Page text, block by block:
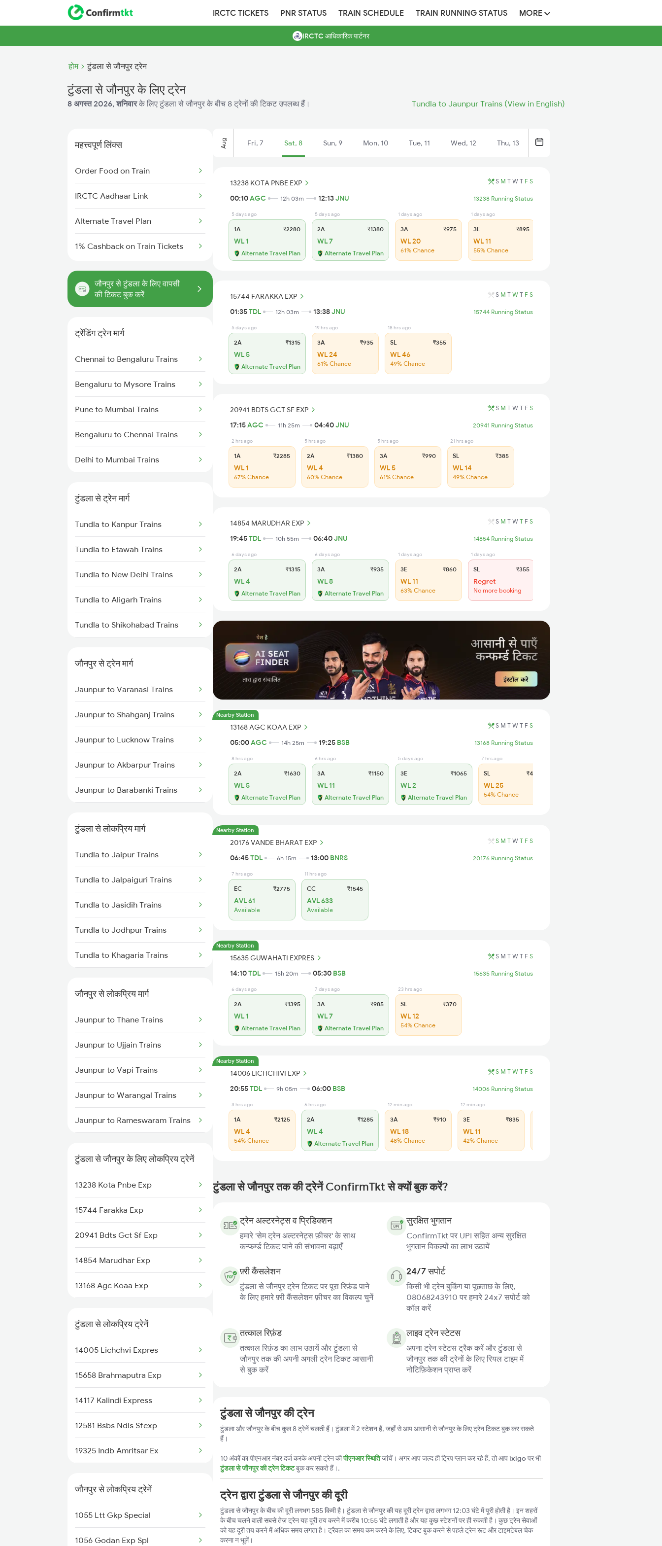
IRCTC TICKETS PNR STATUS TRAIN SCHEDULE TRAIN RUNNING STATUS MORE
IRCTC आधिकारिक पार्टनर
होम टुंडला से जौनपुर ट्रेन
टुंडला से जौनपुर के लिए ट्रेन
8 अगस्त 2026, शनिवारके लिए टुंडला से जौनपुर के बीच 8 ट्रेनों की टिकट उपलब्ध हैं। Tundla to Jaunpur Trains (View in English)
महत्त्वपूर्ण लिंक्स
Order Food on Train
IRCTC Aadhaar Link
Alternate Travel Plan
1% Cashback on Train Tickets
जौनपुर से टुंडला के लिए वापसी
की टिकट बुक करें
ट्रेंडिंग ट्रेन मार्ग
Chennai to Bengaluru Trains
Bengaluru to Mysore Trains
Pune to Mumbai Trains
Bengaluru to Chennai Trains
Delhi to Mumbai Trains
Mumbai to Delhi Trains
Mumbai to Goa Trains
Chennai to Coimbatore Trains
टुंडला से ट्रेन मार्ग
Tundla to Kanpur Trains
Tundla to Etawah Trains
Tundla to New Delhi Trains
Tundla to Aligarh Trains
Tundla to Shikohabad Trains
जौनपुर से ट्रेन मार्ग
Jaunpur to Varanasi Trains
Jaunpur to Shahganj Trains
Jaunpur to Lucknow Trains
Jaunpur to Akbarpur Trains
Jaunpur to Barabanki Trains
Jaunpur to Aunrihar Trains
Jaunpur to Bareilly Trains
Jaunpur to Mughal Sarai Trains
Jaunpur to Dariyabad Trains
टुंडला से लोकप्रिय मार्ग
Tundla to Jaipur Trains
Tundla to Jalpaiguri Trains
Tundla to Jasidih Trains
Tundla to Jodhpur Trains
Tundla to Khagaria Trains
Tundla to Kannauj Trains
Tundla to Khalilabad Trains
Tundla to Kalka Trains
Tundla to Khalari Trains
Tundla to Kishanganj Trains
Tundla to Kokrajhar Trains
जौनपुर से लोकप्रिय मार्ग
Jaunpur to Thane Trains
Jaunpur to Ujjain Trains
Jaunpur to Vapi Trains
Jaunpur to Warangal Trains
Jaunpur to Rameswaram Trains
Jaunpur to Bihiya Trains
Jaunpur to Suraimanpur Trains
Jaunpur to Unnao Trains
टुंडला से जौनपुर के लिए लोकप्रिय ट्रेनें
13238 Kota Pnbe Exp
15744 Farakka Exp
20941 Bdts Gct Sf Exp
14854 Marudhar Exp
13168 Agc Koaa Exp
14006 Lichchivi Exp
टुंडला से लोकप्रिय ट्रेनें
14005 Lichchvi Expres
15658 Brahmaputra Exp
14117 Kalindi Express
12581 Bsbs Ndls Sfexp
19325 Indb Amritsar Ex
12419 Gomti Express
जौनपुर से लोकप्रिय ट्रेनें
1055 Ltt Gkp Special
1056 Godan Exp Spl
Aug Fri, 7 Sat, 8 Sun, 9 Mon, 10 Tue, 11 Wed, 12 Thu, 13
13238 KOTA PNBE EXP S M T W T F S
00:10AGC 12h 03m 12:13JNU 13238 Running Status
5 days ago
1A ₹2280
WL 1
Alternate Travel Plan
5 days ago
2A ₹1380
WL 7
Alternate Travel Plan
1 days ago
3A ₹975
WL 20
61% Chance
1 days ago
3E ₹895
WL 11
55% Chance
15744 FARAKKA EXP S M T W T F S
01:35TDL 12h 03m 13:38JNU 15744 Running Status
5 days ago
2A ₹1315
WL 5
Alternate Travel Plan
19 hrs ago
3A ₹935
WL 24
61% Chance
18 hrs ago
SL ₹355
WL 46
49% Chance
20941 BDTS GCT SF EXP S M T W T F S
17:15AGC 11h 25m 04:40JNU 20941 Running Status
2 hrs ago
1A ₹2285
WL 1
67% Chance
5 hrs ago
2A ₹1380
WL 4
60% Chance
5 hrs ago
3A ₹990
WL 5
61% Chance
21 hrs ago
SL ₹385
WL 14
49% Chance
14854 MARUDHAR EXP S M T W T F S
19:45TDL 10h 55m 06:40JNU 14854 Running Status
6 days ago
2A ₹1315
WL 4
Alternate Travel Plan
6 days ago
3A ₹935
WL 8
Alternate Travel Plan
1 days ago
3E ₹860
WL 11
63% Chance
1 days ago
SL ₹355
Regret
No more booking
Nearby Station
13168 AGC KOAA EXP S M T W T F S
05:00AGC 14h 25m 19:25 BSB 13168 Running Status
8 hrs ago
2A ₹1630
WL 5
Alternate Travel Plan
6 hrs ago
3A ₹1150
WL 11
Alternate Travel Plan
5 days ago
3E ₹1065
WL 2
Alternate Travel Plan
7 hrs ago
SL ₹435
WL 25
54% Chance
Nearby Station
20176 VANDE BHARAT EXP S M T W T F S
06:45TDL 6h 15m 13:00 BNRS 20176 Running Status
7 hrs ago
EC ₹2775
AVL 61
Available
11 hrs ago
CC ₹1545
AVL 633
Available
Nearby Station
15635 GUWAHATI EXPRES S M T W T F S
14:10TDL 15h 20m 05:30 BSB 15635 Running Status
6 days ago
2A ₹1395
WL 1
Alternate Travel Plan
7 days ago
3A ₹985
WL 7
Alternate Travel Plan
23 hrs ago
SL ₹370
WL 12
54% Chance
Nearby Station
14006 LICHCHIVI EXP S M T W T F S
20:55TDL 9h 05m 06:00 BSB 14006 Running Status
3 hrs ago
1A ₹2125
WL 4
54% Chance
6 hrs ago
2A ₹1285
WL 4
Alternate Travel Plan
12 min ago
3A ₹910
WL 18
48% Chance
12 min ago
3E ₹835
WL 11
42% Chance
टुंडला से जौनपुर तक की ट्रेनें ConfirmTkt से क्यों बुक करें?
ट्रेन अल्टरनेट्स व प्रिडिक्शन
हमारे 'सेम ट्रेन अल्टरनेट्स फ़ीचर' के साथ
कन्फर्म्ड टिकट पाने की संभावना बढ़ाएँ
सुरक्षित भुगतान
ConfirmTkt पर UPI सहित अन्य सुरक्षित
भुगतान विकल्पों का लाभ उठायें
फ़्री कैंसलेशन
टुंडला से जौनपुर ट्रेन टिकट पर पूरा रिफ़ंड पाने
के लिए हमारे फ़्री कैंसलेशन फ़ीचर का विकल्प चुनें
24/7 सपोर्ट
किसी भी ट्रेन बुकिंग या पूछताछ के लिए,
08068243910 पर हमारे 24x7 सपोर्ट को
कॉल करें
तत्काल रिफ़ंड
तत्काल रिफ़ंड का लाभ उठायें और टुंडला से
जौनपुर तक की अपनी अगली ट्रेन टिकट आसानी
से बुक करें
लाइव ट्रेन स्टेटस
अपना ट्रेन स्टेटस ट्रैक करें और टुंडला से
जौनपुर तक की ट्रेनों के लिए रियल टाइम में
नोटिफ़िकेशन प्राप्त करें
टुंडला से जौनपुर की ट्रेन
टुंडला और जौनपुर के बीच कुल 8 ट्रेनें चलती हैं। टुंडला में 2 स्टेशन हैं, जहाँ से आप आसानी से जौनपुर के लिए ट्रेन टिकट बुक कर सकते
हैं।
10 अंकों का पीएनआर नंबर दर्ज करके अपनी ट्रेन कीपीएनआर स्थितिजांचें। अगर आप जल्द ही ट्रिप प्लान कर रहे हैं, तो आप ixigoपर भी
टुंडला से जौनपुर की ट्रेन टिकटबुक कर सकते हैं।.
ट्रेन द्वारा टुंडला से जौनपुर की दूरी
टुंडला से जौनपुर के बीच की दूरी लगभग 585 किमी है। टुंडला से जौनपुर की यह दूरी ट्रेन द्वारा लगभग 12:03 घंटे में पूरी होती है। इन शहरों
के बीच चलने वाली सबसे तेज़ ट्रेन यह दूरी तय करने में करीब 10:55 घंटे लगाती है और यह कुछ स्टेशनों पर ही रुकती है। कुछ ट्रेन सेवाओं
को यह दूरी तय करने में अधिक समय लगता है। ट्रैवल का समय कम करने के लिए, टिकट बुक करने से पहले ट्रेन रूट और टाइमटेबल चेक
करना न भूलें।